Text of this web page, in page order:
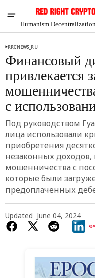
Humanism
Chia
$1.29
-6.13%
RRCNEWS_RU
Финансовый
привлекается
с
Под руководством
лица использовали
приобретения
незаконных
мошенничества с
которые были
предоплаченных
Updated June 04, 2024